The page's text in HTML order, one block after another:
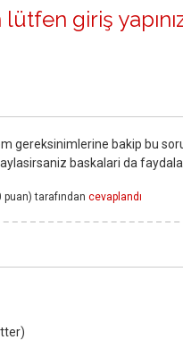
lütfen giriş
gereksinimlerine bakip bu
baskalari da
puan) tarafından cevaplandı